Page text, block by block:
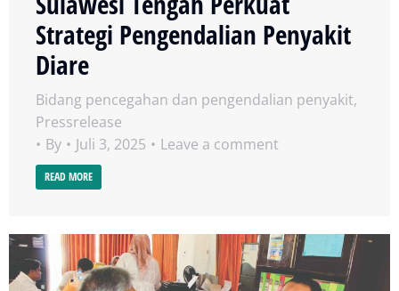
Strategi Pengendalian Penyakit
Diare
Bidang pencegahan dan pengendalian penyakit,
Pressrelease
By
Juli 3, 2025 Leave a comment
READ MORE